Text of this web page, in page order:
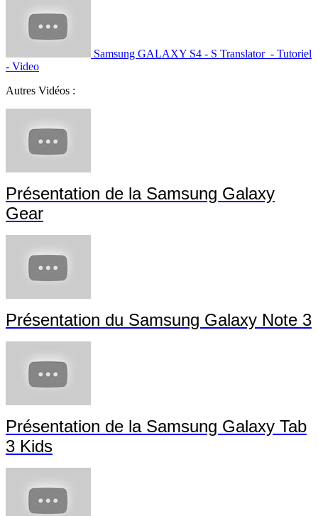
Samsung GALAXY S4 - S Translator - Tutoriel
- Video
Autres Vidéos :
Présentation de la Samsung Galaxy
Gear
Présentation du Samsung Galaxy Note 3
Présentation de la Samsung Galaxy Tab
3 Kids